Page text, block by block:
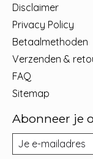
Disclaimer
Privacy Policy
Betaalmethoden
Verzenden &
FAQ
Sitemap
Abonneer je